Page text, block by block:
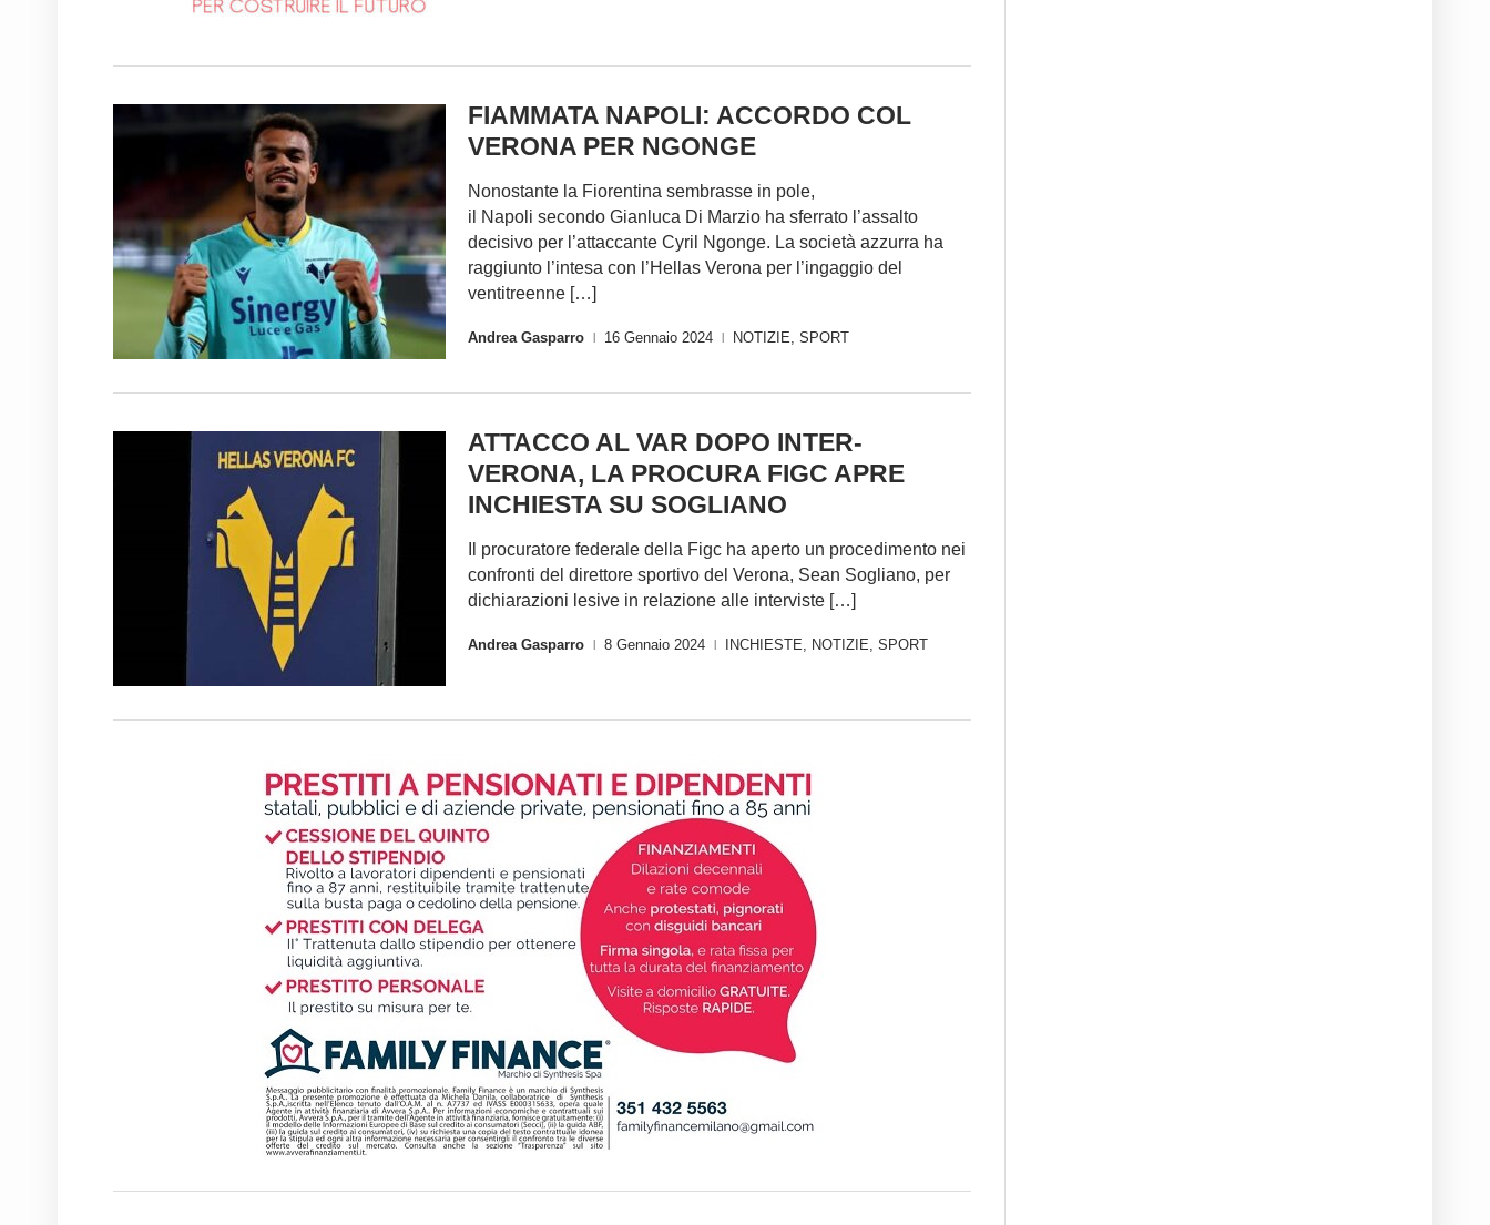
FIAMMATA NAPOLI: ACCORDO COL
VERONA PER NGONGE
Nonostante la Fiorentina sembrasse in pole,
il Napoli secondo Gianluca Di Marzio ha sferrato l’assalto
decisivo per l’attaccante Cyril Ngonge. La società azzurra ha
raggiunto l’intesa con l’Hellas Verona per l’ingaggio del
ventitreenne […]
Andrea Gasparro 16 Gennaio 2024 NOTIZIE, SPORT
ATTACCO AL VAR DOPO INTER-
VERONA, LA PROCURA FIGC APRE
INCHIESTA SU SOGLIANO
Il procuratore federale della Figc ha aperto un procedimento nei
confronti del direttore sportivo del Verona, Sean Sogliano, per
dichiarazioni lesive in relazione alle interviste […]
Andrea Gasparro 8 Gennaio 2024 INCHIESTE, NOTIZIE, SPORT